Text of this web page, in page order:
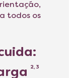
todos os
2, 3